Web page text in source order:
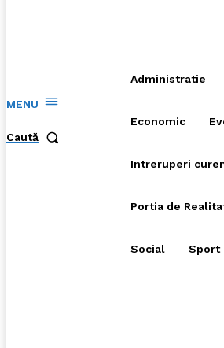
MENU
Caută
Administratie
Economic
Intreruperi
Portia de
Social Sport